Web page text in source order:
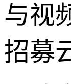
与视
招募